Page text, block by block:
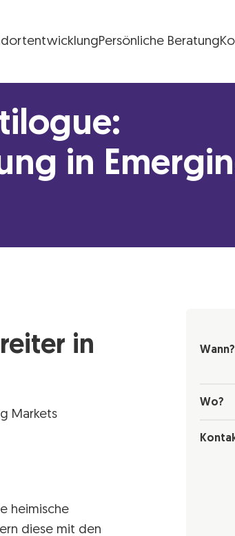
Persönliche Beratung
in
in
Markets
heimische
diese mit den
Wann?
Wo?